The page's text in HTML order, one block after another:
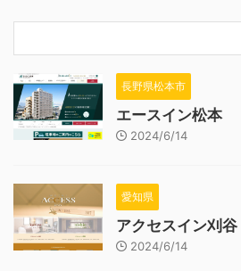
長野県松本市
エースイン松本
2024/6/14
愛知県
アクセスイン刈谷
2024/6/14